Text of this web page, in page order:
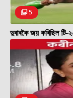
5
দুবাৰকৈ জয় কৰিছিল